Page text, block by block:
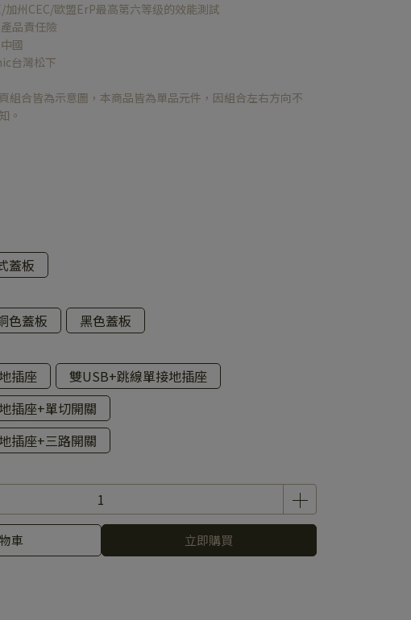
加州CEC/歐盟ErP最高第六等级的效能測試
品責任險
國
台灣松下
組合皆為示意圖，本商品皆為單品元件，因組合左右方向不
。
蓋板
色蓋板
黑色蓋板
插座
雙USB+跳線單接地插座
插座+單切開關
插座+三路開關
車 立即購買